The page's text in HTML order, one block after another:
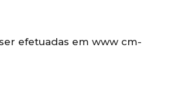
efetuadas em www cm-